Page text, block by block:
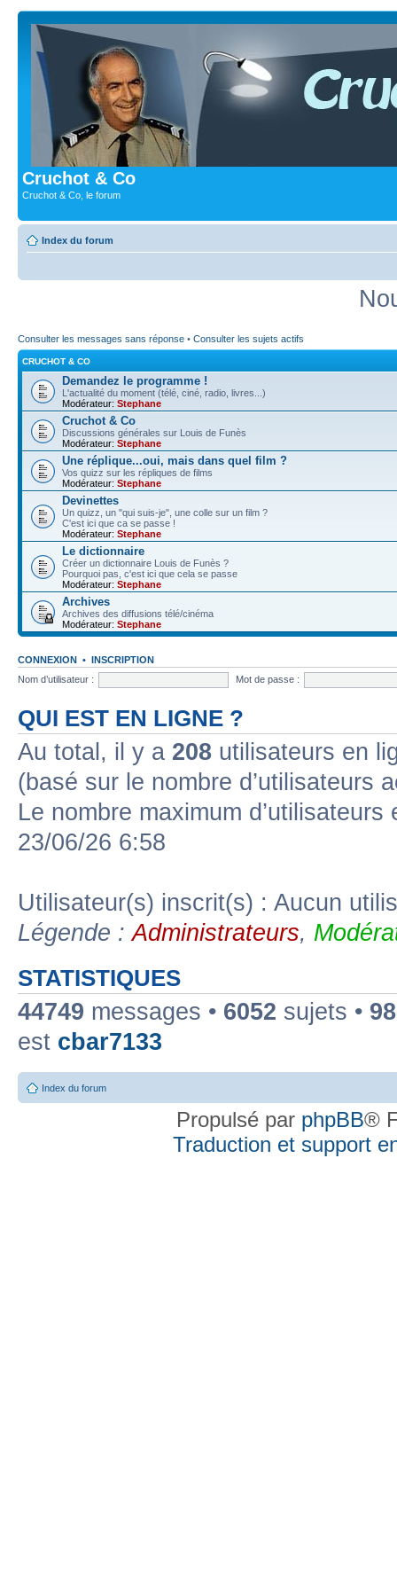
Cruchot & Co
Cruchot & Co, le forum
Index du forum
Consulter les messages sans réponse • Consulter les sujets actifs
CRUCHOT & CO
Demandez le programme !
L'actualité du moment (télé, ciné, radio, livres...)
Modérateur: Stephane
Cruchot & Co
Discussions générales sur Louis de Funès
Modérateur: Stephane
Une réplique...oui, mais dans quel film ?
Vos quizz sur les répliques de films
Modérateur: Stephane
Devinettes
Un quizz, un "qui suis-je", une colle sur un film ?
C'est ici que ca se passe !
Modérateur: Stephane
Le dictionnaire
Créer un dictionnaire Louis de Funès ?
Pourquoi pas, c'est ici que cela se passe
Modérateur: Stephane
Archives
Archives des diffusions télé/cinéma
Modérateur: Stephane
CONNEXION • INSCRIPTION
Nom d’utilisateur :
Mot de passe :
QUI EST EN LIGNE ?
Au total, il y a 208 utilisateurs en
(basé sur le nombre d’utilisateurs
Le nombre maximum
23/06/26 6:58
Utilisateur(s) inscrit(s) : Aucun
Légende :Administrateurs,
STATISTIQUES
44749 messages • 6052 sujets •
est cbar7133
Index du forum
Propulsé par phpBB®
Traduction et support